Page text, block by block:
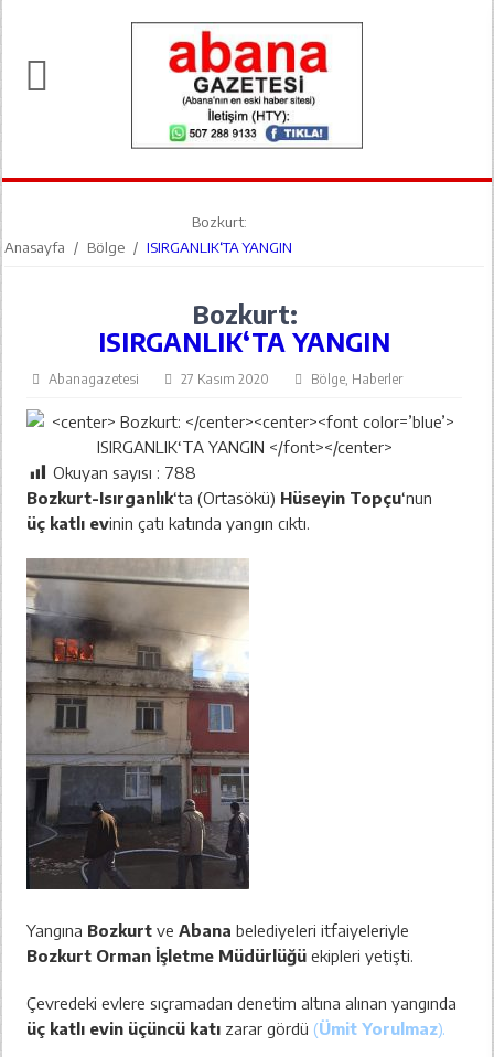
Anasayfa / Bölge /
Bozkurt:
ISIRGANLIK‘TA YANGIN
Bozkurt:
ISIRGANLIK‘TA YANGIN
Abanagazetesi 27 Kasım 2020 Bölge, Haberler
Okuyan sayısı : 788
Bozkurt-Isırganlık‘ta (Ortasökü) Hüseyin Topçu‘nun
üç katlı evinin çatı katında yangın cıktı.
Yangına Bozkurt veAbana belediyeleri itfaiyeleriyle
Bozkurt Orman İşletme Müdürlüğü ekipleri yetişti.
Çevredeki evlere sıçramadan denetim altına alınan yangında
üç katlı evin üçüncü katı zarar gördü (Ümit Yorulmaz).